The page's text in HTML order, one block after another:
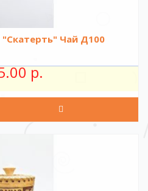
"Скатерть" Чай Д100
р.